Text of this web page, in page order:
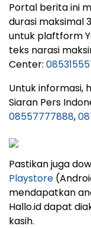
Portal berita ini
durasi maksimal
untuk plaftform
teks narasi
Center:
Untuk informasi,
Siaran Pers
08557777888,
Pastikan juga
Playstore
mendapatkan
Hallo.id dapat
kasih.